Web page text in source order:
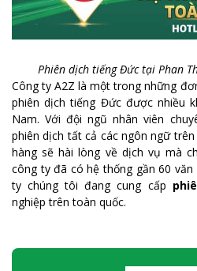
Phiên dịch tiếng Đức tại Phan
Công ty A2Z là một trong những
phiên dịch tiếng Đức được nhiều
Nam. Với đội ngũ nhân viên
phiên dịch tất cả các ngôn ngữ
hàng sẽ hài lòng về dịch vụ mà
công ty đã có hệ thống gần 60
ty chúng tôi đang cung cấp
nghiệp trên toàn quốc.